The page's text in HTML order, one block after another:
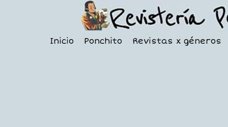
Inicio Ponchito Revistas x géneros